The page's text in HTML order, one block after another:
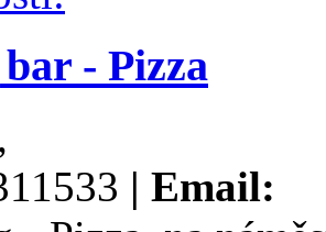
- Pizza
,
| Email: